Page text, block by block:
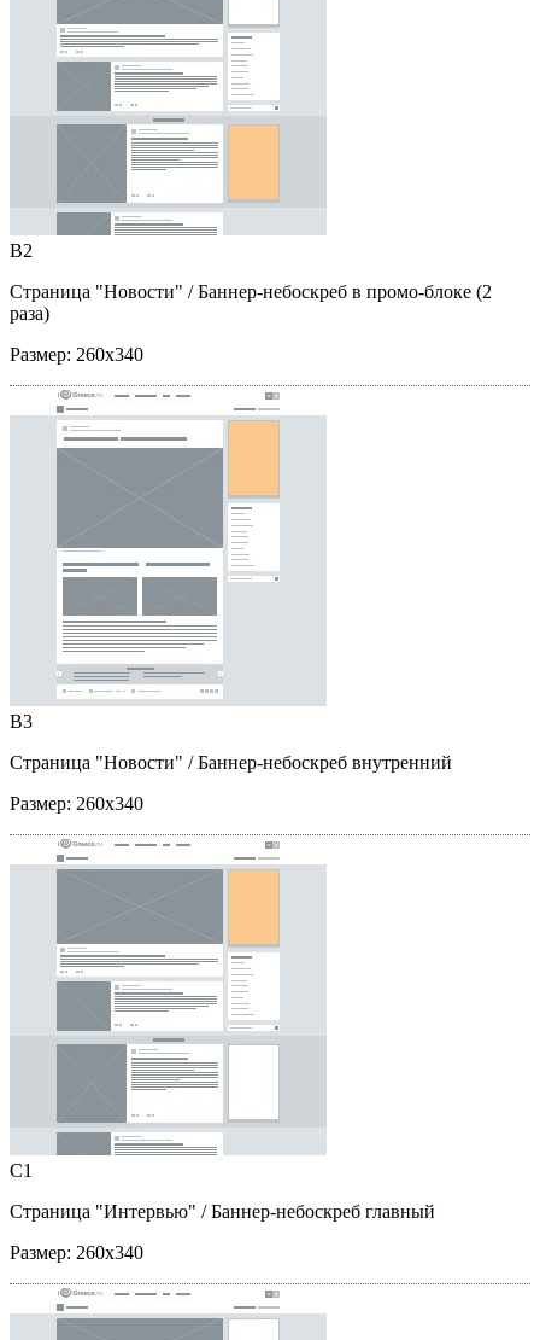
B2
Страница "Новости" / Баннер-небоскреб в промо-блоке (2
раза)
Размер: 260x340
B3
Страница "Новости" / Баннер-небоскреб внутренний
Размер: 260x340
C1
Страница "Интервью" / Баннер-небоскреб главный
Размер: 260x340